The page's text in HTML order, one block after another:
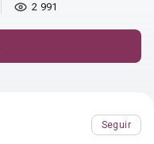
2 991
Seguir